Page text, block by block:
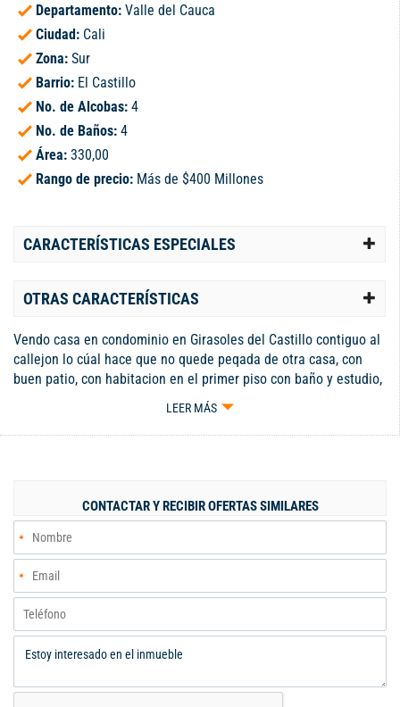
Departamento: Valle del Cauca
Ciudad: Cali
Zona: Sur
Barrio: El Castillo
No. de Alcobas: 4
No. de Baños: 4
Área: 330,00
Rango de precio: Más de $400 Millones
CARACTERÍSTICAS ESPECIALES
OTRAS CARACTERÍSTICAS
Vendo casa en condominio en Girasoles del Castillo contiguo al
callejon lo cúal hace que no quede peqada de otra casa, con
buen patio, con habitacion en el primer piso con baño y estudio,
baño social. 2 piso: Habitacion principal con baño, dos
senderos , gimnasio, zona infantil.
LEER MÁS
CONTACTAR Y RECIBIR OFERTAS SIMILARES